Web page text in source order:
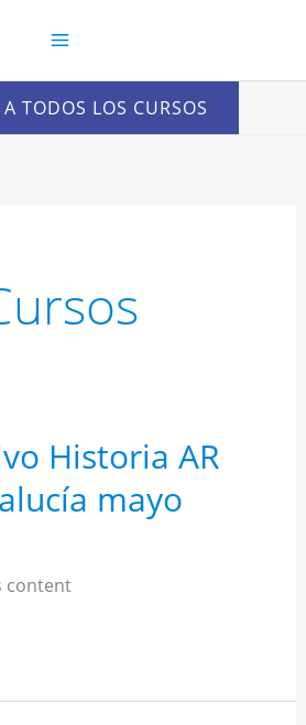
TODOS LOS CURSOS
Historia AR
mayo
content